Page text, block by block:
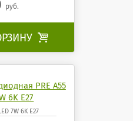
руб.

PRE A55
6K E27
7W 6K E27